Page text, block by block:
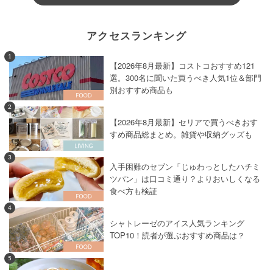
アクセスランキング
1
【2026年8月最新】コストコおすすめ121
選。300名に聞いた買うべき人気1位＆部門
別おすすめ商品も
2
【2026年8月最新】セリアで買うべきおす
すめ商品総まとめ。雑貨や収納グッズも
3
入手困難のセブン「じゅわっとしたハチミ
ツパン」は口コミ通り？よりおいしくなる
食べ方も検証
4
シャトレーゼのアイス人気ランキング
TOP10！読者が選ぶおすすめ商品は？
5